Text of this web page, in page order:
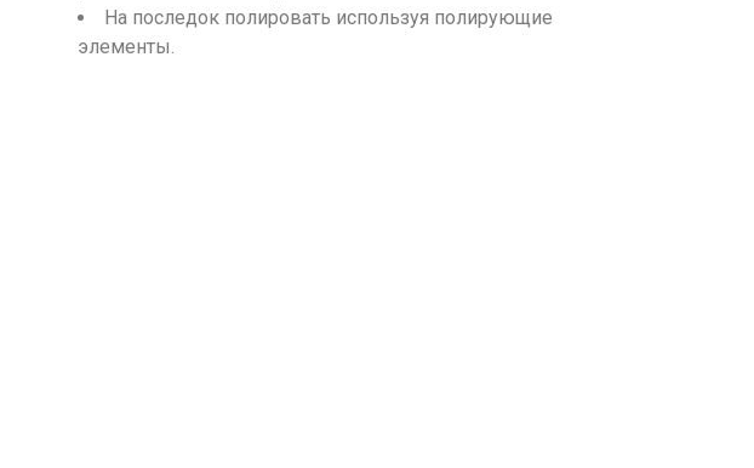
На последок полировать используя полирующие
элементы.